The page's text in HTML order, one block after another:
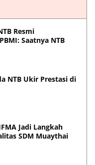
Resmi
Saatnya NTB
NTB Ukir Prestasi di
Jadi Langkah
SDM Muaythai